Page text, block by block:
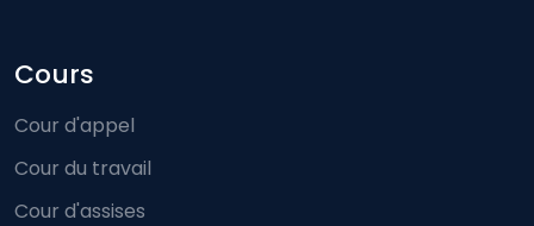
Cours
Cour d'appel
Cour du travail
Cour d'assises